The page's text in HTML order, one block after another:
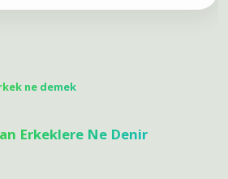
ne demek
Erkeklere Ne Denir